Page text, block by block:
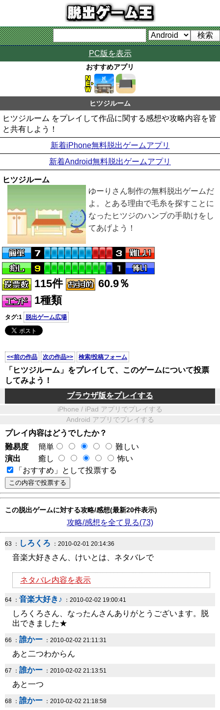
PC版を表示
おすすめアプリ
ヒツジルーム
ヒツジルーム をプレイして作品に関する感想や攻略内容を皆
と共有しよう！
新着iPhone無料脱出ゲームアプリ
新着Android無料脱出ゲームアプリ
ヒツジルーム
ゆーりさん制作の無料脱出ゲームだ
よ。とある理由で毛糸を探すことに
なったヒツジのハンプの手助けをし
てあげよう！
115件
60.9％
1種類
タグ:1 脱出ゲーム広場
<<前の作品 次の作品>> 検索/投稿フォーム
「ヒツジルーム」をプレイして、このゲームについて投票
してみよう！
ブラウザ版をプレイする
iPhone / iPad アプリでプレイする
Android アプリでプレイする
プレイ内容はどうでしたか？
難易度
簡単
難しい
演出
癒し
怖い
「おすすめ」として投票する
この脱出ゲームに対する攻略/感想(最新20件表示)
攻略/感想を全て見る(73)
63 ： しろくろ ：2010-02-01 20:14:36
音楽大好きさん、けいとは、ネタバレで
ネタバレ内容を表示
64 ： 音楽大好き♪ ：2010-02-02 19:00:41
しろくろさん、なったんさんありがとうございます。脱
出できました★
66 ： 誰かー ：2010-02-02 21:11:31
あと二つわからん
67 ： 誰かー ：2010-02-02 21:13:51
あと一つ
68 ： 誰かー ：2010-02-02 21:18:58